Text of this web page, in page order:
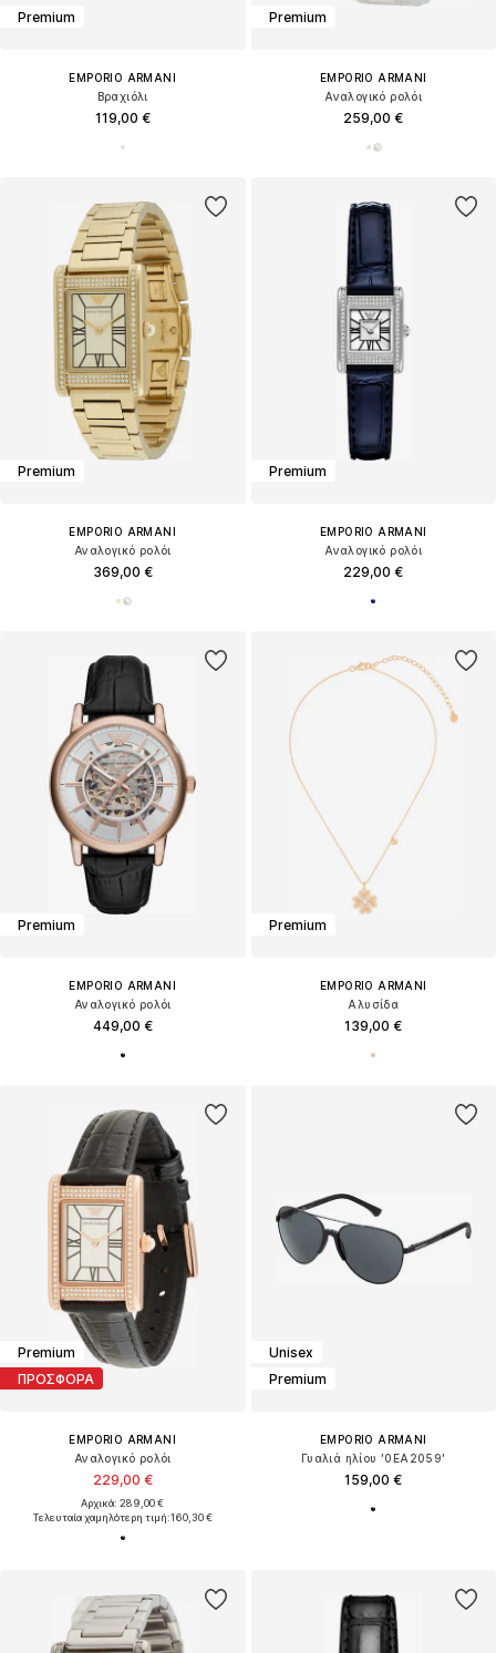
Premium
EMPORIO ARMANI
Βραχιόλι
119,00 €
Premium
EMPORIO ARMANI
Αναλογικό ρολόι
259,00 €
Premium
EMPORIO ARMANI
Αναλογικό ρολόι
369,00 €
Premium
EMPORIO ARMANI
Αναλογικό ρολόι
229,00 €
Premium
EMPORIO ARMANI
Αναλογικό ρολόι
449,00 €
Premium
EMPORIO ARMANI
Αλυσίδα
139,00 €
Premium
ΠΡΟΣΦΟΡΑ
EMPORIO ARMANI
Αναλογικό ρολόι
229,00 €
Αρχικά: 289,00 €
Τελευταία χαμηλότερη τιμή:160,30 €
Unisex
Premium
EMPORIO ARMANI
Γυαλιά ηλίου '0EA2059'
159,00 €